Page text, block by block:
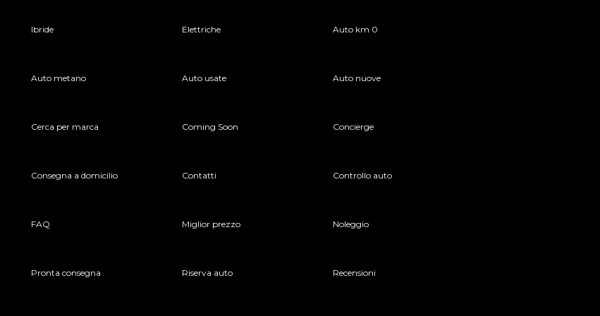
Ibride Elettriche Auto km 0
Auto metano Auto usate Auto nuove
Cerca per marca Coming Soon Concierge
Consegna a domicilio Contatti Controllo auto
FAQ Miglior prezzo Noleggio
Pronta consegna Riserva auto Recensioni